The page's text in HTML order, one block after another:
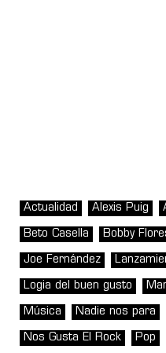
Actualidad Alexis Puig
Beto Casella Bobby
Joe Fernández
Logia del buen gusto
Música Nadie nos para
Nos Gusta El Rock Pop